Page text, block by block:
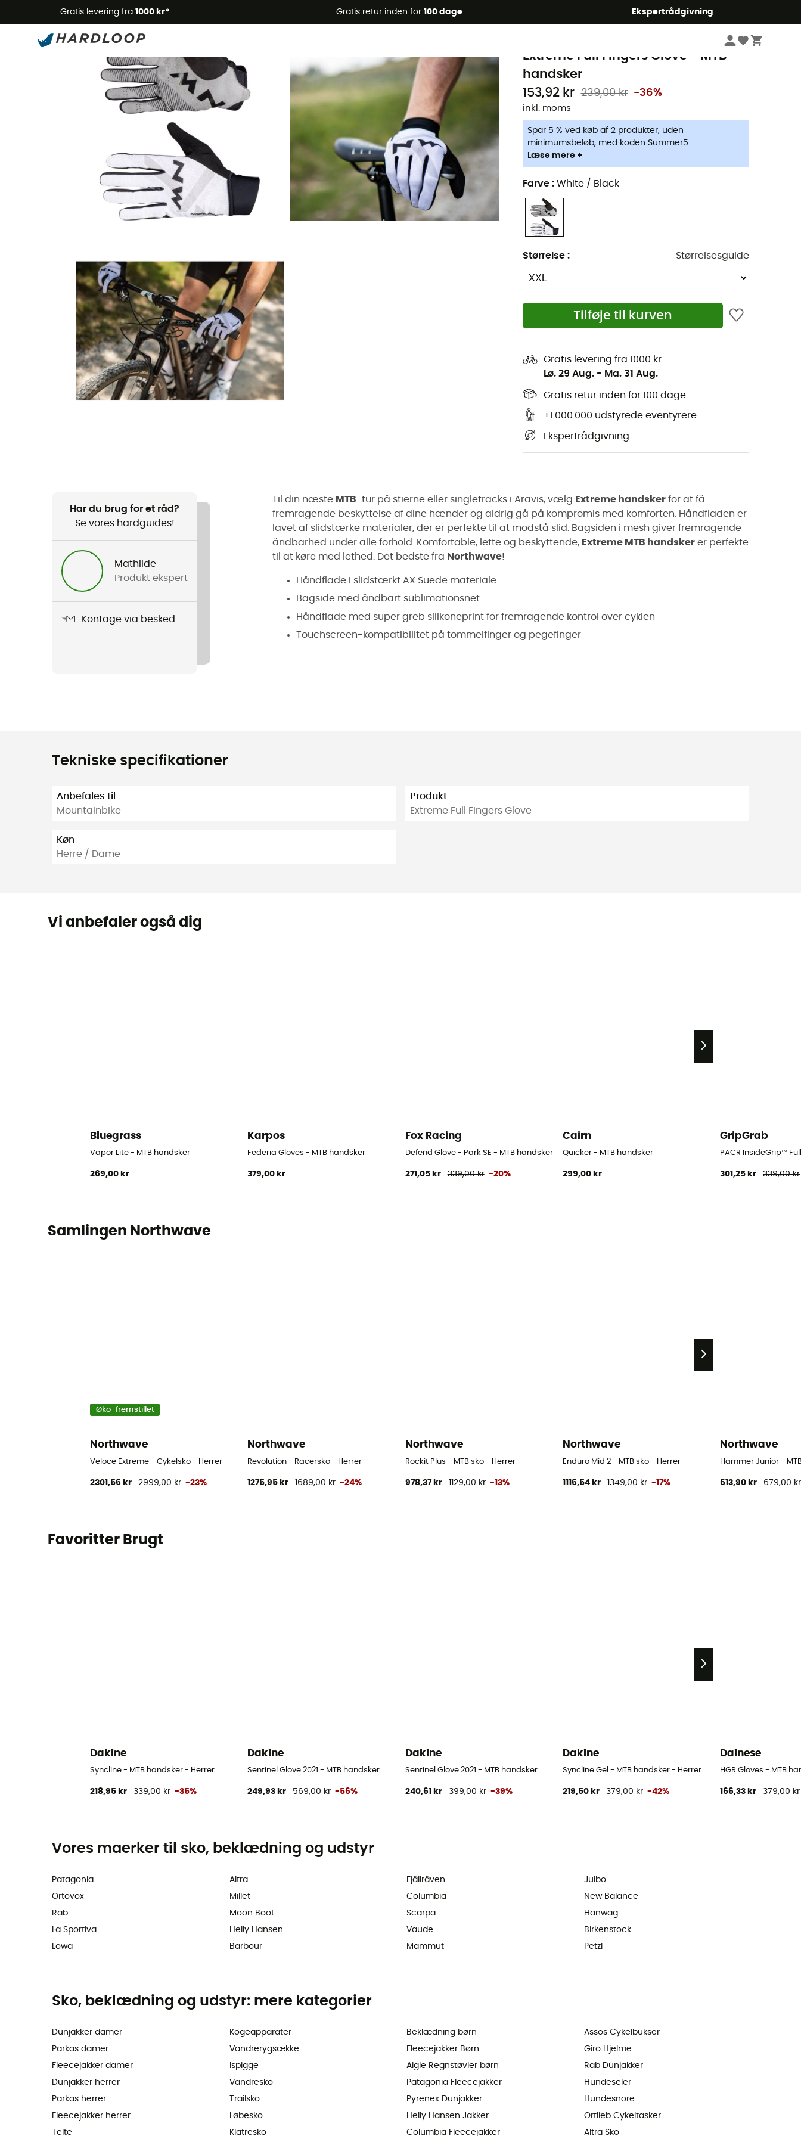
Gratis levering fra 1000 kr* Gratis retur inden for 100 dage Ekspertrådgivning
-5% Extra - Kode Summer5
Beklædning herrer Handsker herrer
Extreme Full Fingers Glove - MTB
handsker
153,92 kr 239,00 kr -36%
inkl. moms
Spar 5 % ved køb af 2 produkter, uden
minimumsbeløb, med koden Summer5.
Læse mere +
Farve : White / Black
Størrelse : Størrelsesguide
Tilføje til kurven
Gratis levering fra 1000 kr
Lø. 29 Aug. - Ma. 31 Aug.
Gratis retur inden for 100 dage
+1.000.000 udstyrede eventyrere
Ekspertrådgivning
Har du brug for et råd?
Se vores hardguides!
Mathilde
Produkt ekspert
Kontage via besked
Til din næste MTB-tur på stierne eller singletracks i Aravis, vælg Extreme handsker for at få
fremragende beskyttelse af dine hænder og aldrig gå på kompromis med komforten. Håndfladen er
lavet af slidstærke materialer, der er perfekte til at modstå slid. Bagsiden i mesh giver fremragende
åndbarhed under alle forhold. Komfortable, lette og beskyttende, Extreme MTB handsker er perfekte
til at køre med lethed. Det bedste fra Northwave!
Håndflade i slidstærkt AX Suede materiale
Bagside med åndbart sublimationsnet
Håndflade med super greb silikoneprint for fremragende kontrol over cyklen
Touchscreen-kompatibilitet på tommelfinger og pegefinger
Tekniske specifikationer
Anbefales til
Mountainbike
Køn
Herre / Dame
Produkt
Extreme Full Fingers Glove
Vi anbefaler også dig
Bluegrass
Vapor Lite - MTB handsker
269,00 kr
Karpos
Federia Gloves - MTB handsker
379,00 kr
Fox Racing
Defend Glove - Park SE - MTB handsker
271,05 kr 339,00 kr -20%
Cairn
Quicker - MTB handsker
299,00 kr
GripGrab
PACR InsideGrip™
301,25 kr 339,00 kr
Samlingen Northwave
Øko-fremstillet
Northwave
Veloce Extreme - Cykelsko - Herrer
2301,56 kr 2999,00 kr -23%
Northwave
Revolution - Racersko - Herrer
1275,95 kr 1689,00 kr -24%
Northwave
Rockit Plus - MTB sko - Herrer
978,37 kr 1129,00 kr -13%
Northwave
Enduro Mid 2 - MTB sko - Herrer
1116,54 kr 1349,00 kr -17%
Northwave
Hammer Junior -
613,90 kr 679,00 kr
Favoritter Brugt
Dakine
Syncline - MTB handsker - Herrer
218,95 kr 339,00 kr -35%
Dakine
Sentinel Glove 2021 - MTB handsker
249,93 kr 569,00 kr -56%
Dakine
Sentinel Glove 2021 - MTB handsker
240,61 kr 399,00 kr -39%
Dakine
Syncline Gel - MTB handsker - Herrer
219,50 kr 379,00 kr -42%
Dainese
HGR Gloves - MTB
166,33 kr 379,00 kr
Vores maerker til sko, beklædning og udstyr
Patagonia
Ortovox
Rab
La Sportiva
Lowa
Altra
Millet
Moon Boot
Helly Hansen
Barbour
Fjällräven
Columbia
Scarpa
Vaude
Mammut
Julbo
New Balance
Hanwag
Birkenstock
Petzl
Sko, beklædning og udstyr: mere kategorier
Dunjakker damer
Parkas damer
Fleecejakker damer
Dunjakker herrer
Parkas herrer
Fleecejakker herrer
Telte
Kogeapparater
Vandrerygsække
Ispigge
Vandresko
Trailsko
Løbesko
Klatresko
Beklædning børn
Fleecejakker Børn
Aigle Regnstøvler børn
Patagonia Fleecejakker
Pyrenex Dunjakker
Helly Hansen Jakker
Columbia Fleecejakker
Assos Cykelbukser
Giro Hjelme
Rab Dunjakker
Hundeseler
Hundesnore
Ortlieb Cykeltasker
Altra Sko